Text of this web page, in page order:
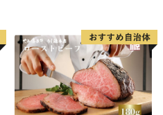
県 宇陀市 ふるさと納税